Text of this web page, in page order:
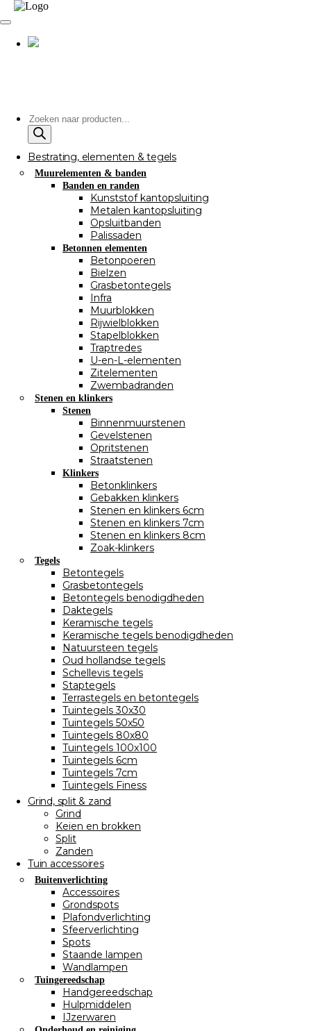
Producten
zoeken
Bestrating, elementen & tegels
Muurelementen & banden
Banden en randen
Kunststof kantopsluiting
Metalen kantopsluiting
Opsluitbanden
Palissaden
Betonnen elementen
Betonpoeren
Bielzen
Grasbetontegels
Infra
Muurblokken
Rijwielblokken
Stapelblokken
Traptredes
U-en-L-elementen
Zitelementen
Zwembadranden
Stenen en klinkers
Stenen
Binnenmuurstenen
Gevelstenen
Opritstenen
Straatstenen
Klinkers
Betonklinkers
Gebakken klinkers
Stenen en klinkers 6cm
Stenen en klinkers 7cm
Stenen en klinkers 8cm
Zoak-klinkers
Tegels
Betontegels
Grasbetontegels
Betontegels benodigdheden
Daktegels
Keramische tegels
Keramische tegels benodigdheden
Natuursteen tegels
Oud hollandse tegels
Schellevis tegels
Staptegels
Terrastegels en betontegels
Tuintegels 30x30
Tuintegels 50x50
Tuintegels 80x80
Tuintegels 100x100
Tuintegels 6cm
Tuintegels 7cm
Tuintegels Finess
Grind, split & zand
Grind
Keien en brokken
Split
Zanden
Tuin accessoires
Buitenverlichting
Accessoires
Grondspots
Plafondverlichting
Sfeerverlichting
Spots
Staande lampen
Wandlampen
Tuingereedschap
Handgereedschap
Hulpmiddelen
IJzerwaren